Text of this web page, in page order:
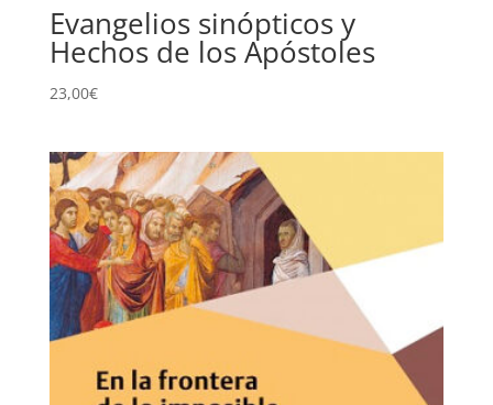
Evangelios sinópticos y
Hechos de los Apóstoles
23,00€